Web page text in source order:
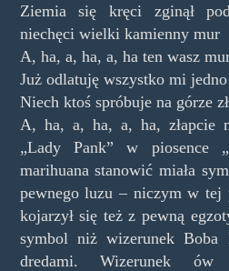
Ziemia się kręci zginął
niechęci wielki kamienny mur
A, ha, a, ha, a, ha ten wasz
Już odlatuję wszystko mi
Niech ktoś spróbuje na górze
A, ha, a, ha, a, ha, złapcie
„Lady Pank” w piosence
marihuana stanowić miała
pewnego luzu – niczym w tej
kojarzył się też z pewną
symbol niż wizerunek Boba
dredami. Wizerunek